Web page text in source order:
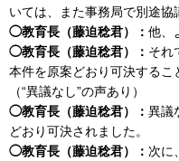
いては、また事務局で別途協
◯教育長（藤迫稔君）： 他、
◯教育長（藤迫稔君）： それ
本件を原案どおり可決するこ
（“異議なし”の声あり）
◯教育長（藤迫稔君）： 異議
どおり可決されました。
◯教育長（藤迫稔君）： 次に